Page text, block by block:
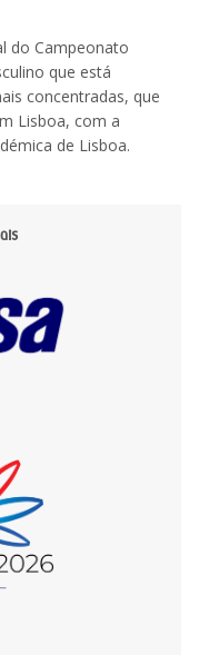
do Campeonato
que está
concentradas, que
Lisboa, com a
de Lisboa.